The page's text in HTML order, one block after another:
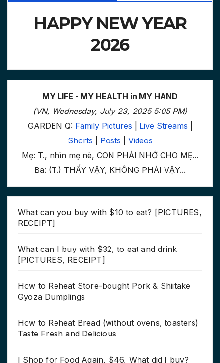
HAPPY NEW YEAR
2026
MY LIFE - MY HEALTH in MY HAND
(VN, Wednesday, July 23, 2025 5:05 PM)
GARDEN Q: Family Pictures Live Streams
Shorts
Posts
Videos
Mẹ: T., nhìn mẹ nè, CON PHẢI NHỚ CHO MẸ...
Ba: (T.) THẤY VẬY, KHÔNG PHẢI VẬY...
What can you buy with $10 to eat? [PICTURES,
RECEIPT]
What can I buy with $32, to eat and drink
[PICTURES, RECEIPT]
How to Reheat Store-bought Pork & Shiitake
Gyoza Dumplings
How to Reheat Bread (without ovens, toasters)
Taste Fresh and Delicious
I Shop for Food Again, $46, What did I buy?